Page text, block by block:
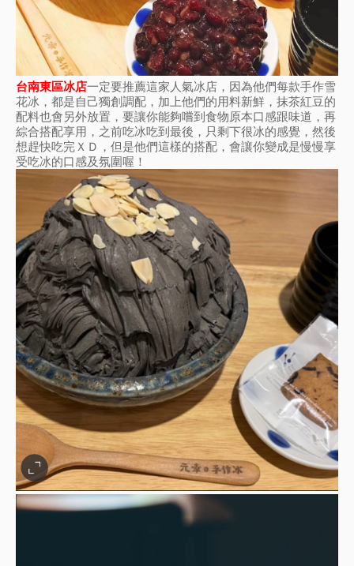
台南東區冰店一定要推薦這家人氣冰店，因為他們每款手作雪
花冰，都是自己獨創調配，加上他們的用料新鮮，抹茶紅豆的
配料也會另外放置，要讓你能夠嚐到食物原本口感跟味道，再
綜合搭配享用，之前吃冰吃到最後，只剩下很冰的感覺，然後
想趕快吃完ＸＤ，但是他們這樣的搭配，會讓你變成是慢慢享
受吃冰的口感及氛圍喔！